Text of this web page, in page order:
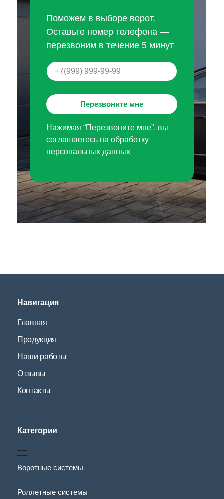
Поможем в выборе ворот.
Оставьте номер телефона —
перезвоним в течение 5 минут
Перезвоните мне
Нажимая “Перезвоните мне”, вы
соглашаетесь на обработку
персональных данных
Навигация
Главная
Продукция
Наши работы
Отзывы
Контакты
Категории
Воротные системы
Роллетные системы